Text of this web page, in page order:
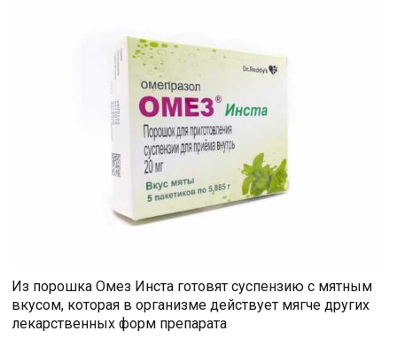
Из порошка Омез Инста готовят суспензию с мятным
вкусом, которая в организме действует мягче других
лекарственных форм препарата